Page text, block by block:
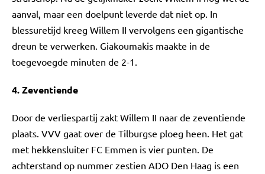
aanval, maar een doelpunt leverde dat niet op. In
blessuretijd kreeg Willem II vervolgens een gigantische
dreun te verwerken. Giakoumakis maakte in de
toegevoegde minuten de 2-1.
4. Zeventiende
Door de verliespartij zakt Willem II naar de zeventiende
plaats. VVV gaat over de Tilburgse ploeg heen. Het gat
met hekkensluiter FC Emmen is vier punten. De
achterstand op nummer zestien ADO Den Haag is een